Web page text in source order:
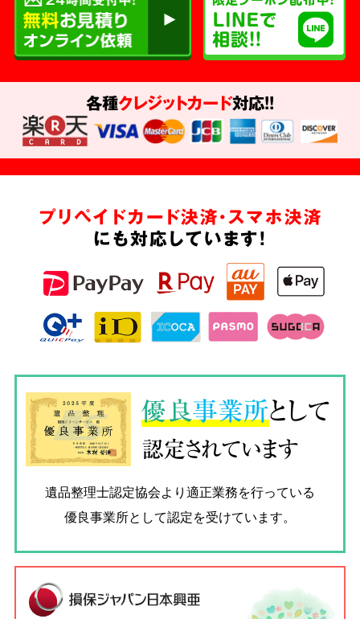
各種クレジットカード対応!!
プリペイドカード決済・スマホ決済
にも対応しています!
優良事業所として
認定されています
遺品整理士認定協会より適正業務を行っている
優良事業所として認定を受けています。